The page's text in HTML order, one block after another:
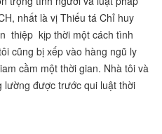
nhất là vị Thiếu tá Chỉ huy
thiệp kịp thời một cách tình
cũng bị xếp vào hàng ngũ ly
cầm một thời gian. Nhà tôi và
lường được trước qui luật thời